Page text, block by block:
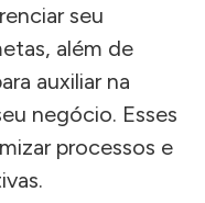
seu
além de
auxiliar na
negócio. Esses
processos e